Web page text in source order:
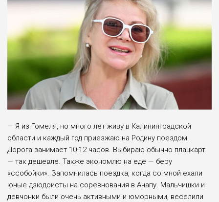
— Я из Гомеля, но много лет живу в Калинин­градской
области и каждый год приезжаю на Роди­ну поездом.
Дорога занимает 10-12 часов. Выбираю обычно плацкарт
— так дешевле. Также экономлю на еде — беру
«ссобойки». Запомнилась поездка, когда со мной ехали
юные дзюдоисты на соревно­вания в Анапу. Мальчишки и
девчонки были очень активными и юморными, веселили